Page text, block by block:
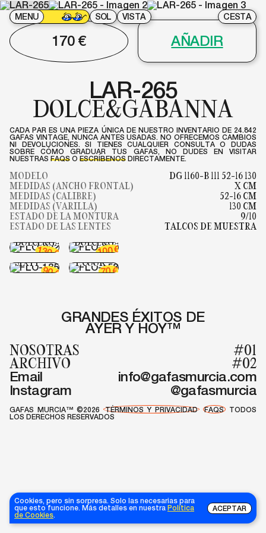
Cookies, pero sin sorpresa. Solo las necesarias para
que esto funcione. Más detalles en nuestra
Política
de Cookies
ACEPTAR
MENU SOL VISTA CESTA
LAR-265
DOLCE&GABANNA
CADA PAR ES UNA PIEZA ÚNICA DE NUESTRO INVENTARIO DE 24.842
GAFAS VINTAGE, NUNCA ANTES USADAS. NO OFRECEMOS CAMBIOS
NI DEVOLUCIONES. SI TIENES CUALQUIER CONSULTA O DUDAS
SOBRE CÓMO GRADUAR TUS GAFAS, NO DUDES EN VISITAR
NUESTRAS FAQS O ESCRÍBENOS DIRECTAMENTE.
MODELO
DG 1160-B 111 52-16 130
MEDIDAS (ANCHO FRONTAL)
X CM
MEDIDAS (CALIBRE)
52-16 CM
MEDIDAS (VARILLA)
130 CM
ESTADO DE LA MONTURA
9/10
ESTADO DE LAS LENTES
TALCOS DE MUESTRA
170 € AÑADIR
DOLCE&GABANNA
130€
DOLCE&GABANNA
100€
FLO-185
MISS
SIXTY
90€
FLO-158
T.COOK
70€
GRANDES ÉXITOS DE
AYER Y HOY™
NOSOTRAS
#01
ARCHIVO
#02
Email
info@gafasmurcia.com
Instagram
@gafasmurcia
GAFAS MURCIA™ ©2026 TÉRMINOS Y PRIVACIDAD FAQS TODOS
LOS DERECHOS RESERVADOS